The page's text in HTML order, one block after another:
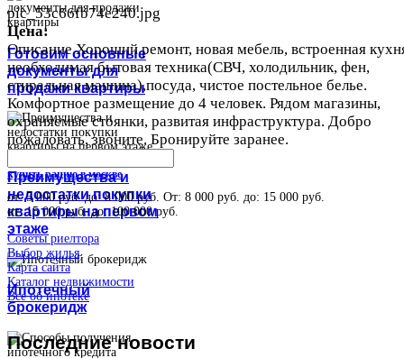
Готовим основные
документы для
продажи квартиры
Преимущества и
недостатки покупки
квартиры на первом
этаже
Ипотечный
брокеридж
pic_53c66fb74e240.jpg
Цена:
ОписаниеХороший ремонт, новая мебель, встроенная
необходимая бытовая техника(СВЧ, холодильник, фен,
стиральная машина),посуда, чистое постельное белье.
Комфортное размещение до 4 человек. Рядом магазины,
охраняемые стоянки, развитая инфраструктура. Добро
пожаловать, звоните. Бронируйте заранее.
купить рацию в москве
от: 5 000 руб. до: 8 000 руб. От: 8 000 руб. до: 15 000 руб.
от: 15 000 руб. до: 100 000 руб.
Советы риелтора
Выбор жилья
Карта сайта
Каталог недвижимости
Все об ипотеке
Последниеновости